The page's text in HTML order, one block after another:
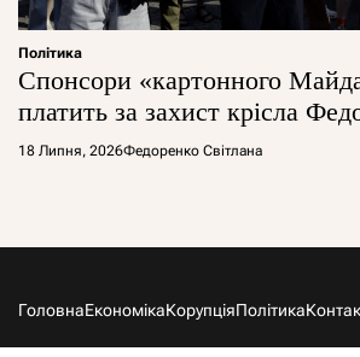
Політика
Спонсори «картонного
платить за захист крісла
18 Липня, 2026Федоренко Світлана
ГоловнаЕкономікаКорупціяПолітика